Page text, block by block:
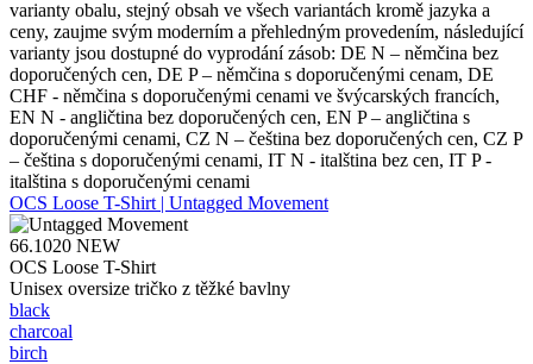
varianty obalu, stejný obsah ve všech variantách kromě jazyka a
ceny, zaujme svým moderním a přehledným provedením, následující
varianty jsou dostupné do vyprodání zásob: DE N – němčina bez
doporučených cen, DE P – němčina s doporučenými cenam, DE
CHF - němčina s doporučenými cenami ve švýcarských francích,
EN N - angličtina bez doporučených cen, EN P – angličtina s
doporučenými cenami, CZ N – čeština bez doporučených cen, CZ P
– čeština s doporučenými cenami, IT N - italština bez cen, IT P -
italština s doporučenými cenami
OCS Loose T-Shirt | Untagged Movement
66.1020 NEW
OCS Loose T-Shirt
Unisex oversize tričko z těžké bavlny
black
charcoal
birch